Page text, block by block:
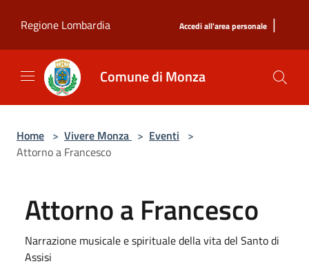
Regione Lombardia
Accedi all'area personale |
Comune di Monza
Home > Vivere Monza > Eventi >
Attorno a Francesco
Attorno a Francesco
Narrazione musicale e spirituale della vita del Santo di
Assisi